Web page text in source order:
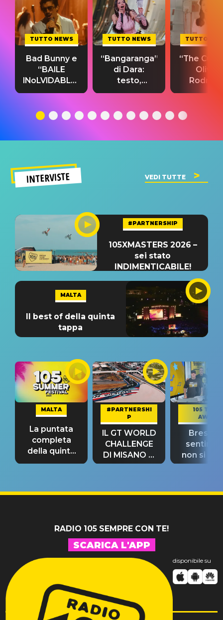
TUTTO NEWS
Bad Bunny e
“BAILE
INoLVIDABLE”:
testo,
significato
TUTTO NEWS
“Bangaranga”
di Dara:
testo,
traduzione e
del singolo
TUTTO
“The
Olivia
testo,
INTERVISTE VEDI TUTTE
#PARTNERSHIP
105XMASTERS 2026 –
sei stato
INDIMENTICABILE!
MALTA
Il best of della quinta
tappa
MALTA
La puntata
completa
della quinta
tappa
#PARTNERSHI
P
IL GT WORLD
CHALLENGE
DI MISANO si
riconferma
105 TAKE
AWAY
Bresh:
non si
fino alla
RADIO 105 SEMPRE CON TE!
SCARICA L'APP
disponibile su